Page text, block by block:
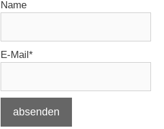
Name
E-Mail*